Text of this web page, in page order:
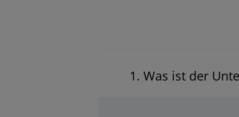
1. Was ist der